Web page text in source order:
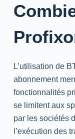
L’utilisation de
abonnement
fonctionnalités
se limitent aux
par les sociétés
l’exécution des